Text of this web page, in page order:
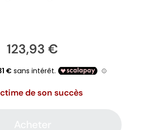
123,93 €
de son succès